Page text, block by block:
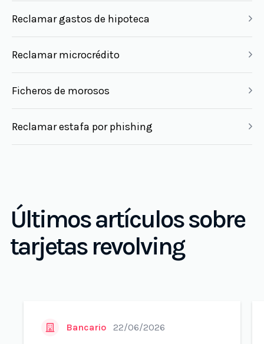
Reclamar gastos de hipoteca
Reclamar microcrédito
Ficheros de morosos
Reclamar estafa por phishing
Últimos artículos sobre
tarjetas revolving
Bancario 22/06/2026